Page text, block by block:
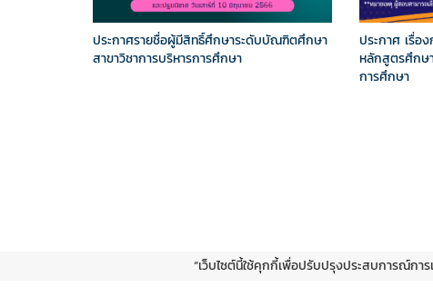
ประกาศรายชื่อผู้มีสิทธิ์ศึกษาระดับบัณฑิตศึกษา
สาขาวิชาการบริหารการศึกษา
ประกาศ เรื่อ
หลักสูตรศึกษ
การศึกษา
“เว็บไซต์นี้ใช้คุกกี้เพื่อปรับปรุงประสบการณ์ก